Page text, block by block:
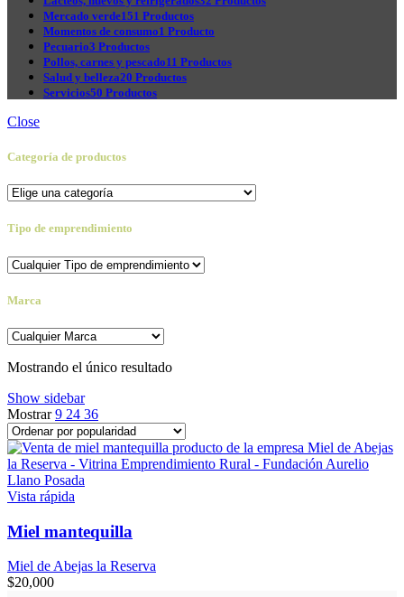
Mercado verde151 Productos
Momentos de consumo1 Producto
Pecuario3 Productos
Pollos, carnes y pescado11 Productos
Salud y belleza20 Productos
Servicios50 Productos
Close
Categoría de productos
Tipo de emprendimiento
Marca
Mostrando el único resultado
Show sidebar
Mostrar9 24 36
Vista rápida
Miel mantequilla
Miel de Abejas la Reserva
$20,000